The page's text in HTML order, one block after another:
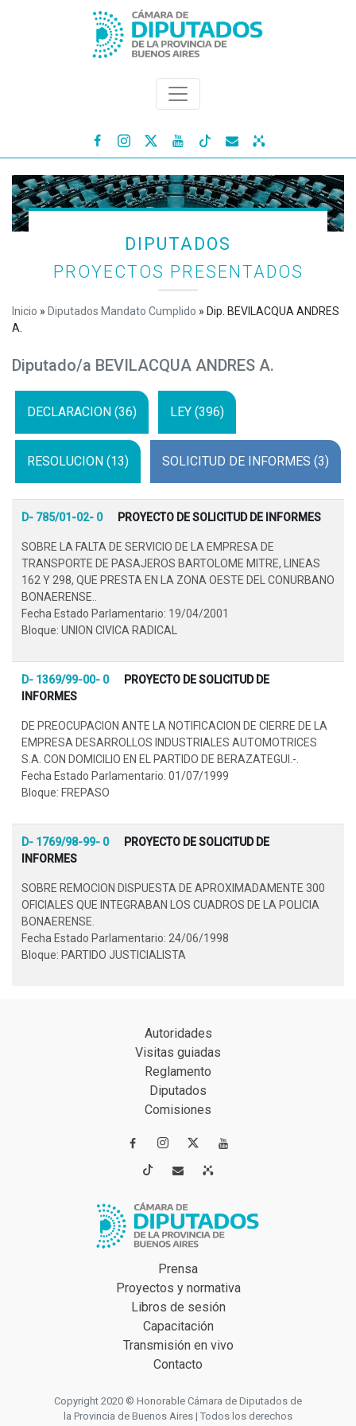
   
DIPUTADOS
PROYECTOS PRESENTADOS
Inicio » Diputados Mandato Cumplido » Dip. BEVILACQUA ANDRES
A.
Diputado/a BEVILACQUA ANDRES A.
DECLARACION (36) LEY (396)
RESOLUCION (13) SOLICITUD DE INFORMES (3)
D- 785/01-02- 0 PROYECTO DE SOLICITUD DE INFORMES
SOBRE LA FALTA DE SERVICIO DE LA EMPRESA DE
TRANSPORTE DE PASAJEROS BARTOLOME MITRE, LINEAS
162 Y 298, QUE PRESTA EN LA ZONA OESTE DEL CONURBANO
BONAERENSE..
Fecha Estado Parlamentario: 19/04/2001
Bloque: UNION CIVICA RADICAL
D- 1369/99-00- 0
PROYECTO DE SOLICITUD DE
INFORMES
DE PREOCUPACION ANTE LA NOTIFICACION DE CIERRE DE LA
EMPRESA DESARROLLOS INDUSTRIALES AUTOMOTRICES
S.A. CON DOMICILIO EN EL PARTIDO DE BERAZATEGUI.-.
Fecha Estado Parlamentario: 01/07/1999
Bloque: FREPASO
D- 1769/98-99- 0
PROYECTO DE SOLICITUD DE
INFORMES
SOBRE REMOCION DISPUESTA DE APROXIMADAMENTE 300
OFICIALES QUE INTEGRABAN LOS CUADROS DE LA POLICIA
BONAERENSE.
Fecha Estado Parlamentario: 24/06/1998
Bloque: PARTIDO JUSTICIALISTA
Autoridades
Visitas guiadas
Reglamento
Diputados
Comisiones
 
 
Prensa
Proyectos y normativa
Libros de sesión
Capacitación
Transmisión en vivo
Contacto
Copyright 2020 © Honorable Cámara de Diputados de
la Provincia de Buenos Aires | Todos los derechos